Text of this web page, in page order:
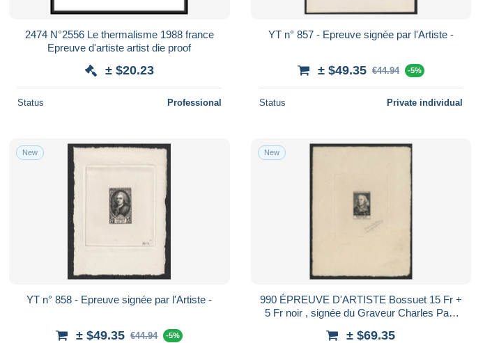
2474 N°2556 Le thermalisme 1988 france
Epreuve d'artiste artist die proof
± $20.23
Status Professional
YT n° 857 - Epreuve signée par l'Artiste -
± $49.35 €44.94 -5%
Status Private individual
New
YT n° 858 - Epreuve signée par l'Artiste -
± $49.35 €44.94 -5%
New
990 ÉPREUVE D'ARTISTE Bossuet 15 Fr +
5 Fr noir , signée du Graveur Charles Paul
± $69.35